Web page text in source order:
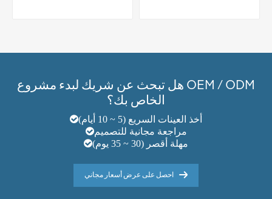
هل تبحث عن شريك لبدء مشروع OEM / ODM
الخاص بك؟
أخذ العينات السريع (5 ~ 10 أيام)
مراجعة مجانية للتصميم
مهلة أقصر (30 ~ 35 يوم)
احصل على عرض أسعار مجاني